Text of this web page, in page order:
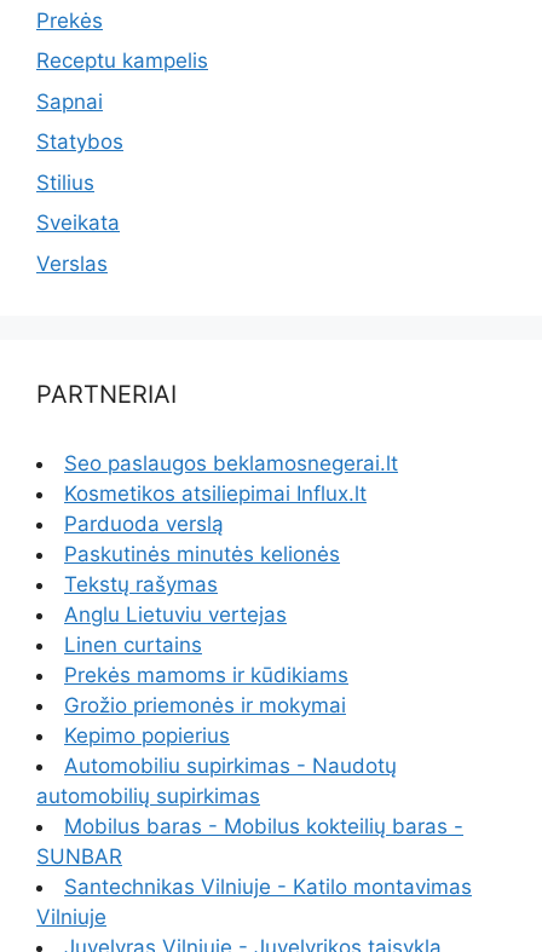
Prekės
Receptu kampelis
Sapnai
Statybos
Stilius
Sveikata
Verslas
PARTNERIAI
Seo paslaugos beklamosnegerai.lt
Kosmetikos atsiliepimai Influx.lt
Parduoda verslą
Paskutinės minutės kelionės
Tekstų rašymas
Anglu Lietuviu vertejas
Linen curtains
Prekės mamoms ir kūdikiams
Grožio priemonės ir mokymai
Kepimo popierius
Automobiliu supirkimas - Naudotų
automobilių supirkimas
Mobilus baras - Mobilus kokteilių baras -
SUNBAR
Santechnikas Vilniuje - Katilo montavimas
Vilniuje
Juvelyras Vilniuje - Juvelyrikos taisykla